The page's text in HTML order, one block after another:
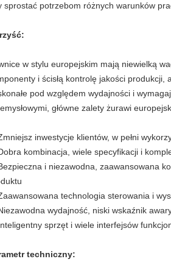
sprostać potrzebom różnych warunków
w stylu europejskim mają niewielką
i ścisłą kontrolę jakości
pod względem wydajności i
główne zalety żurawi
inwestycje klientów, w pełni
kombinacja, wiele specyfikacji i
i niezawodna, zaawansowana
technologia sterowania i
wydajność, niski wskaźnik
sprzęt i wiele interfejsów
techniczny: